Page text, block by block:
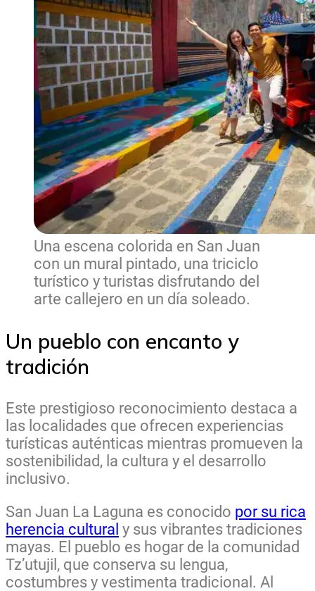
Una escena colorida en San Juan
con un mural pintado, una triciclo
turístico y turistas disfrutando del
arte callejero en un día soleado.
Un pueblo con encanto y
tradición
Este prestigioso reconocimiento destaca a
las localidades que ofrecen experiencias
turísticas auténticas mientras promueven la
sostenibilidad, la cultura y el desarrollo
inclusivo.
San Juan La Laguna es conocido por su rica
herencia cultural y sus vibrantes tradiciones
mayas. El pueblo es hogar de la comunidad
Tz’utujil, que conserva su lengua,
costumbres y vestimenta tradicional. Al